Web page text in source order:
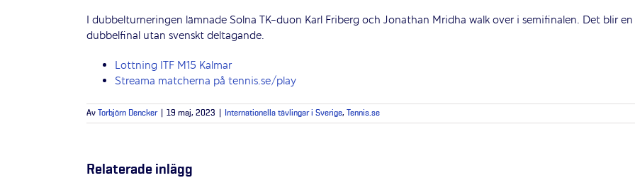
I dubbelturneringen lämnade Solna TK-duon Karl Friberg och Jonathan Mridha walk over i semifinalen. Det blir en
dubbelfinal utan svenskt deltagande.
Lottning ITF M15 Kalmar
Streama matcherna på tennis.se/play
Av Torbjörn Dencker 19 maj, 2023 Internationella tävlingar i Sverige, Tennis.se
Relaterade inlägg